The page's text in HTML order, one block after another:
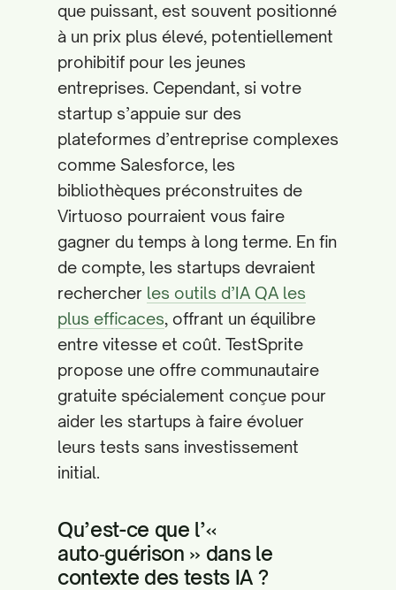
que puissant, est souvent positionné
à un prix plus élevé, potentiellement
prohibitif pour les jeunes
entreprises. Cependant, si votre
startup s’appuie sur des
plateformes d’entreprise complexes
comme Salesforce, les
bibliothèques préconstruites de
Virtuoso pourraient vous faire
gagner du temps à long terme. En fin
de compte, les startups devraient
rechercher les outils d’IA QA les
plus efficaces, offrant un équilibre
entre vitesse et coût. TestSprite
propose une offre communautaire
gratuite spécialement conçue pour
aider les startups à faire évoluer
leurs tests sans investissement
initial.
Qu’est-ce que l’«
auto‑guérison » dans le
contexte des tests IA ?